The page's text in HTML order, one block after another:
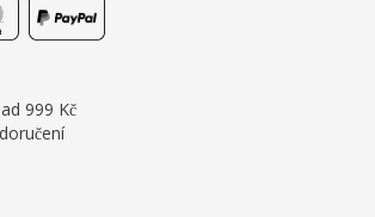
999 Kč